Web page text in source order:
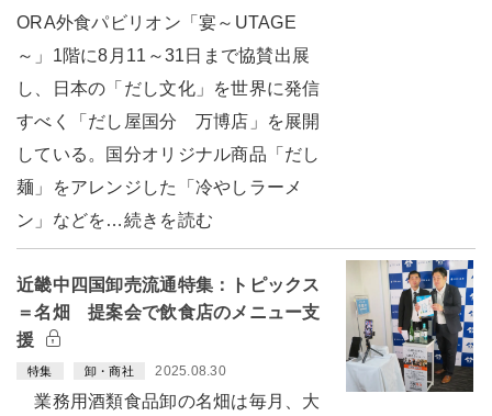
ORA外食パビリオン「宴～UTAGE
～」1階に8月11～31日まで協賛出展
し、日本の「だし文化」を世界に発信
すべく「だし屋国分 万博店」を展開
している。国分オリジナル商品「だし
麺」をアレンジした「冷やしラーメ
ン」などを…続きを読む
近畿中四国卸売流通特集：トピックス
＝名畑 提案会で飲食店のメニュー支
援
特集 卸・商社 2025.08.30
業務用酒類食品卸の名畑は毎月、大